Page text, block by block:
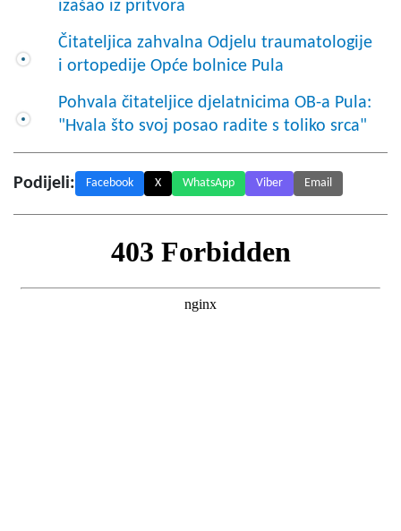
izašao iz pritvora
Čitateljica zahvalna Odjelu traumatologije
i ortopedije Opće bolnice Pula
Pohvala čitateljice djelatnicima OB-a Pula:
"Hvala što svoj posao radite s toliko srca"
Podijeli: Facebook X WhatsApp Viber Email